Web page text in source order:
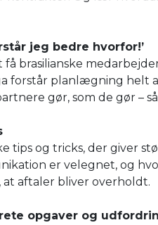
jeg bedre hvorfor!’
brasilianske
forstår planlægning helt
gør, som de gør –
tips og tricks, der giver
er velegnet, og
aftaler bliver overholdt.
opgaver og